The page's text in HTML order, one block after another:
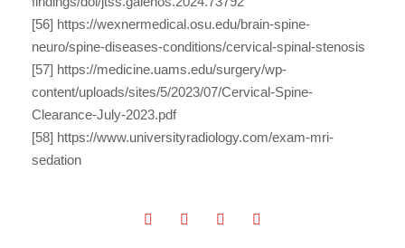
[56] https://wexnermedical.osu.edu/brain-spine-
neuro/spine-diseases-conditions/cervical-spinal-stenosis
[57] https://medicine.uams.edu/surgery/wp-
content/uploads/sites/5/2023/07/Cervical-Spine-
Clearance-July-2023.pdf
[58] https://www.universityradiology.com/exam-mri-
sedation